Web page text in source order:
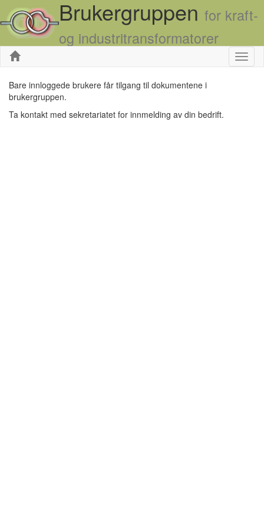
Brukergruppen for kraft-
og industritransformatorer
Skjul
Bare innloggede brukere får tilgang til dokumentene i
brukergruppen.
Ta kontakt med sekretariatet for innmelding av din bedrift.